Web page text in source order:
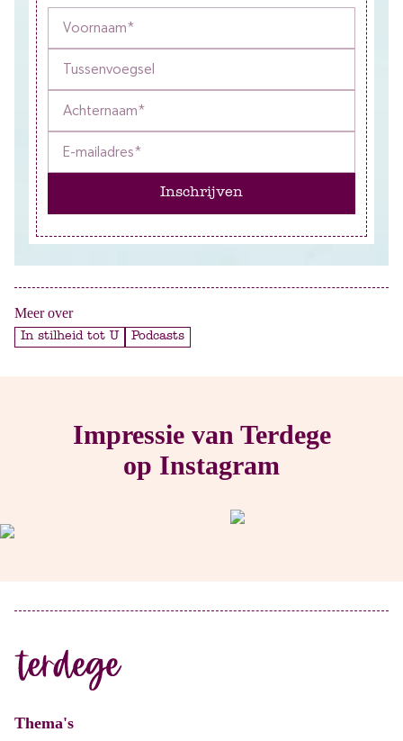
Inschrijven
Meer over
In stilheid tot U Podcasts
Impressie van Terdege
op Instagram
Thema's